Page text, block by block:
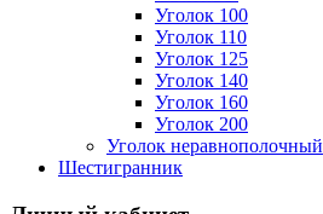
Уголок 100
Уголок 110
Уголок 125
Уголок 140
Уголок 160
Уголок 200
Уголок неравнополочный
Шестигранник